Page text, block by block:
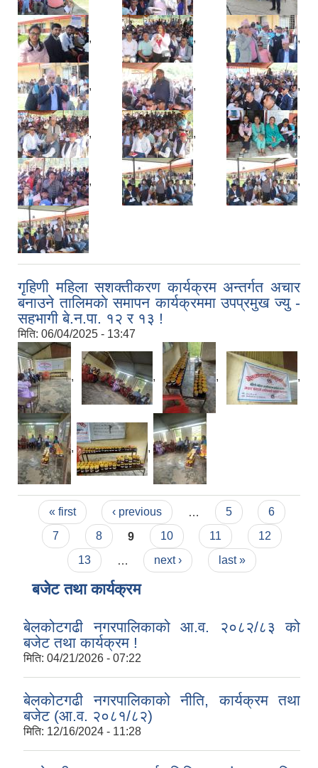
, , ,
, , ,
, , ,
, , ,
गृहिणी महिला सशक्तीकरण कार्यक्रम अन्तर्गत अचार
बनाउने तालिमकाे समापन कार्यक्रममा उपप्रमुख ज्यु -
सहभागी बे.न.पा. १२ र १३ !
मिति: 06/04/2025 - 13:47
, , , ,
, ,
Pages
« first ‹ previous 5
6
7
8 9 10 11
12
13
next › last »
बजेट तथा कार्यक्रम
बेलकोटगढी नगरपालिकाको आ.व. २०८२/८३ को
बजेट तथा कार्यक्रम !
मिति: 04/21/2026 - 07:22
बेलकोटगढी नगरपालिकाको नीति, कार्यक्रम तथा
बजेट (आ.व. २०८१/८२)
मिति: 12/16/2024 - 11:28